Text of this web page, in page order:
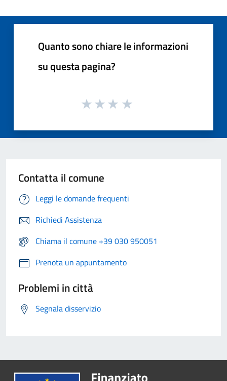
Quanto sono chiare le informazioni
su questa pagina?
Contatta il comune
Leggi le domande frequenti
Richiedi Assistenza
Chiama il comune +39 030 950051
Prenota un appuntamento
Problemi in città
Segnala disservizio